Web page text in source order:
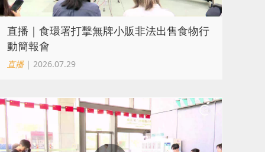
直播｜食環署打擊無牌小販非法出售食物行
動簡報會
直播| 2026.07.29